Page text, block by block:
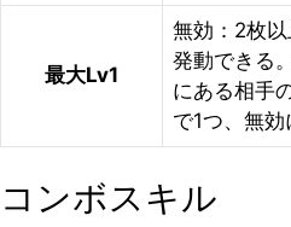
最大Lv1
無効：2枚
発動できる
にある相手
で1つ、無効
コンボスキル